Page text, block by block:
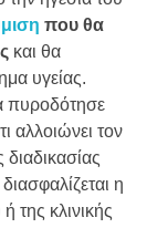
που θα
και θα
υγείας.
πυροδότησε
αλλοιώνει τον
η
της κλινικής